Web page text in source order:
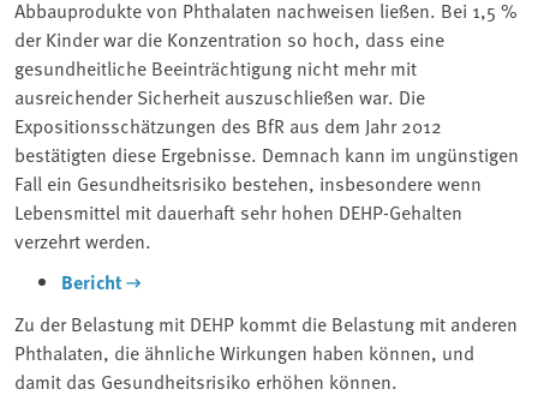
Abbauprodukte von Phthalaten nachweisen ließen. Bei 1,5 %
der Kinder war die Konzentration so hoch, dass eine
gesundheitliche Beeinträchtigung nicht mehr mit
ausreichender Sicherheit auszuschließen war. Die
Expositionsschätzungen des BfR aus dem Jahr 2012
bestätigten diese Ergebnisse. Demnach kann im ungünstigen
Fall ein Gesundheitsrisiko bestehen, insbesondere wenn
Lebensmittel mit dauerhaft sehr hohen DEHP-Gehalten
verzehrt werden.
Bericht
Zu der Belastung mit DEHP kommt die Belastung mit anderen
Phthalaten, die ähnliche Wirkungen haben können, und
damit das Gesundheitsrisiko erhöhen können.